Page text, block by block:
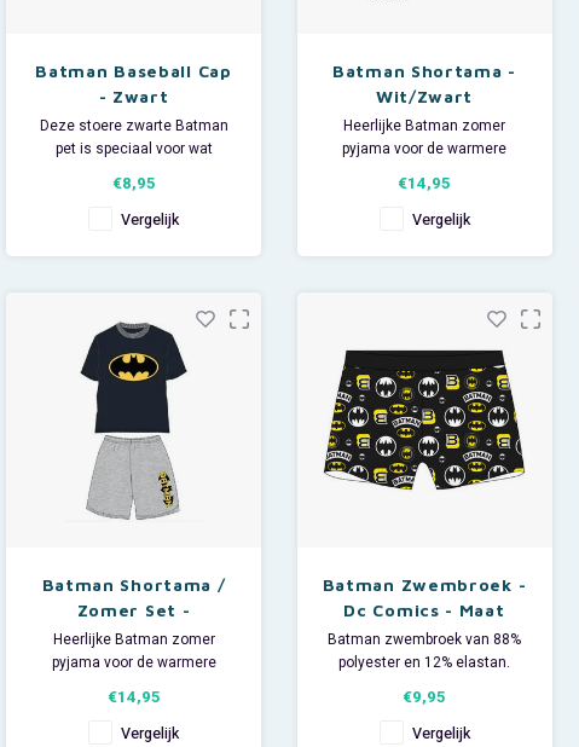
Batman Baseball Cap
- Zwart
Deze stoere zwarte Batman
pet is speciaal voor wat
meisjes).
De baseball cap is verstelbaar
Materiaal: 40% polyester, 60%
katoen.
Het opmeten van uw
hoofdmaat doet u d
€8,95
Vergelijk
Batman Shortama -
Wit/Zwart
Heerlijke Batman zomer
pyjama voor de warmere
Deze leuke DC
Comics jongens shortama heeft
Materiaal: 100% katoen.
Slapen was nog nooit zo leuk!
€14,95
Vergelijk
Batman Shortama /
Zomer Set -
Zwart/Grijs
Heerlijke Batman zomer
pyjama voor de warmere
Deze leuke DC
Comics jongens shortama heeft
€14,95
Vergelijk
Batman Zwembroek -
Dc Comics - Maat
134/140
Batman zwembroek van 88%
polyester en 12% elastan.
maat 134/140.
€9,95
Vergelijk